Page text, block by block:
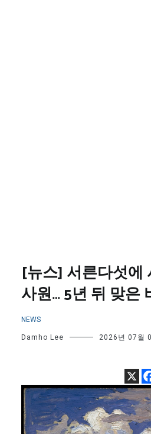
[뉴스] 서른다섯에
사원… 5년 뒤 맞은
NEWS
Damho Lee 2026년 07월